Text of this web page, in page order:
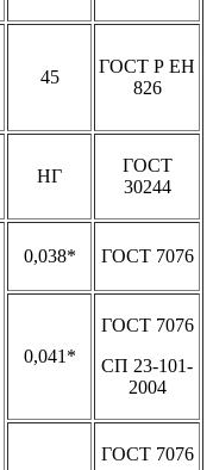
45
ГОСТ Р ЕН
826
НГ
ГОСТ
30244
0,038* ГОСТ 7076
0,041*
ГОСТ 7076
СП 23-101-
2004
ГОСТ 7076